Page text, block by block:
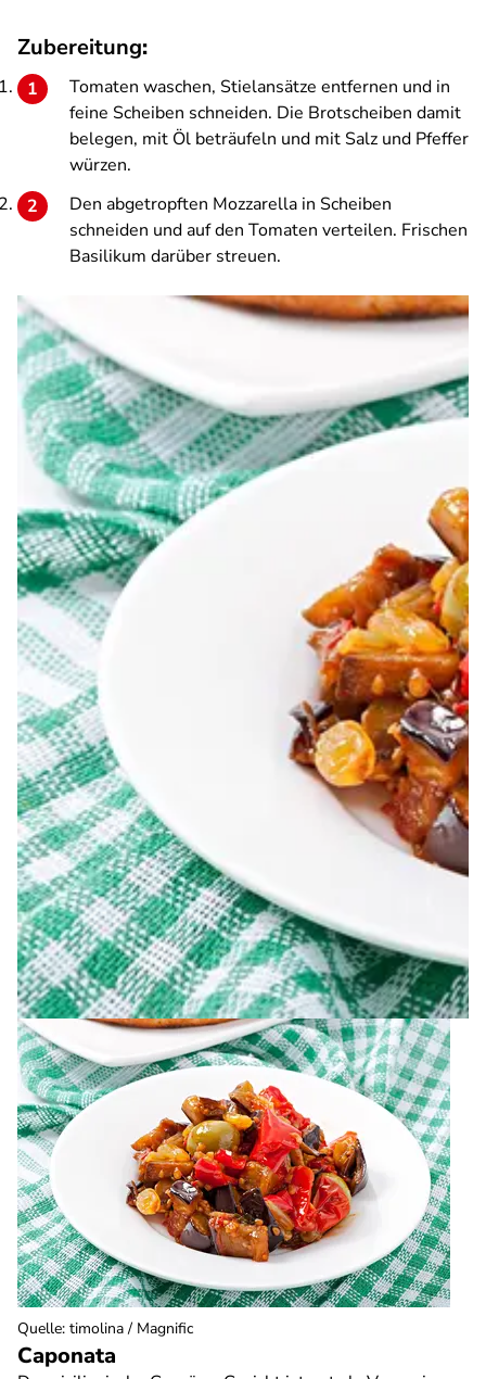
Zubereitung:
Tomaten waschen, Stielansätze entfernen und in
feine Scheiben schneiden. Die Brotscheiben damit
belegen, mit Öl beträufeln und mit Salz und Pfeffer
würzen.
Den abgetropften Mozzarella in Scheiben
schneiden und auf den Tomaten verteilen. Frischen
Basilikum darüber streuen.
Caponata
Quelle: timolina / Magnific